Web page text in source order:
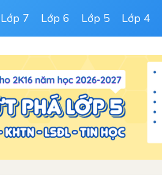
Lớp 7 Lớp 6 Lớp 5 Lớp 4